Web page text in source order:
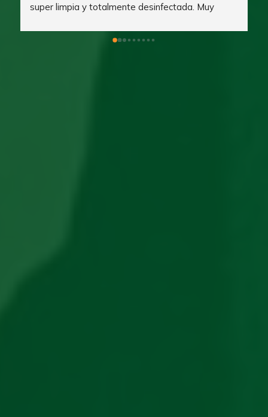
bien, responsables, trabajadores, cuidan todo al
puede haber a la salida de los clientes. Muy